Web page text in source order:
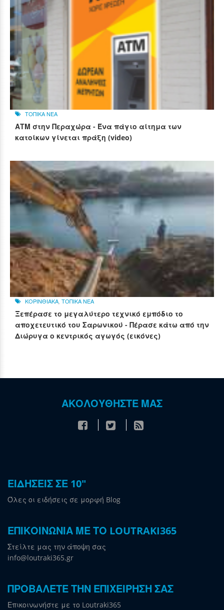
ΤΟΠΙΚΑ ΝΕΑ
ΑΤΜ στην Περαχώρα - Ένα πάγιο αίτημα των
κατοίκων γίνεται πράξη (video)
ΚΟΡΙΝΘΙΑΚΑ ΤΟΠΙΚΑ ΝΕΑ
Ξεπέρασε το μεγαλύτερο τεχνικό εμπόδιο το
αποχετευτικό του Σαρωνικού - Πέρασε κάτω από την
Διώρυγα ο κεντρικός αγωγός (εικόνες)
ΑΚΟΛΟΥΘΗΣΤΕ ΜΑΣ
ΕΙΔΗΣΕΙΣ ΣΕ 10"
Όλες οι ειδήσεις σε μορφή Blog
ΕΠΙΚΟΙΝΩΝΙΑ ΜΕ ΤΟ LOUTRAKI365
Στείλτε μας την άποψη σας
info@loutraki365.gr
ΠΡΟΒΑΛΕΤΕ ΤΗΝ ΕΠΙΧΕΙΡΗΣΗ ΣΑΣ
Επικοινωνήστε με το Loutraki365